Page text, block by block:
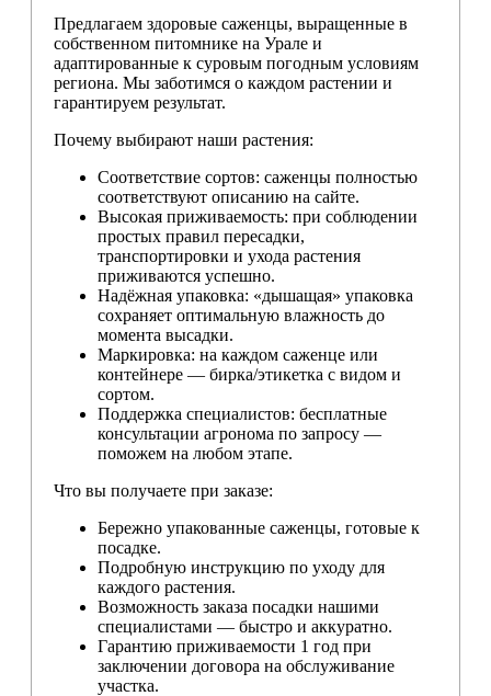
Предлагаем здоровые саженцы, выращенные в
собственном питомнике на Урале и
адаптированные к суровым погодным условиям
региона. Мы заботимся о каждом растении и
гарантируем результат.
Почему выбирают наши растения:
Соответствие сортов: саженцы полностью
соответствуют описанию на сайте.
Высокая приживаемость: при соблюдении
простых правил пересадки,
транспортировки и ухода растения
приживаются успешно.
Надёжная упаковка: «дышащая» упаковка
сохраняет оптимальную влажность до
момента высадки.
Маркировка: на каждом саженце или
контейнере — бирка/этикетка с видом и
сортом.
Поддержка специалистов: бесплатные
консультации агронома по запросу —
поможем на любом этапе.
Что вы получаете при заказе:
Бережно упакованные саженцы, готовые к
посадке.
Подробную инструкцию по уходу для
каждого растения.
Возможность заказа посадки нашими
специалистами — быстро и аккуратно.
Гарантию приживаемости 1 год при
заключении договора на обслуживание
участка.